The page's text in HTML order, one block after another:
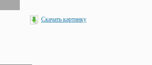
Скачать картинку